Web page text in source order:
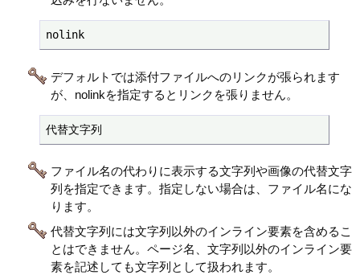
nolink
デフォルトでは添付ファイルへのリンクが張られます
が、nolinkを指定するとリンクを張りません。
代替文字列
ファイル名の代わりに表示する文字列や画像の代替文字
列を指定できます。指定しない場合は、ファイル名にな
ります。
代替文字列には文字列以外のインライン要素を含めるこ
とはできません。ページ名、文字列以外のインライン要
素を記述しても文字列として扱われます。